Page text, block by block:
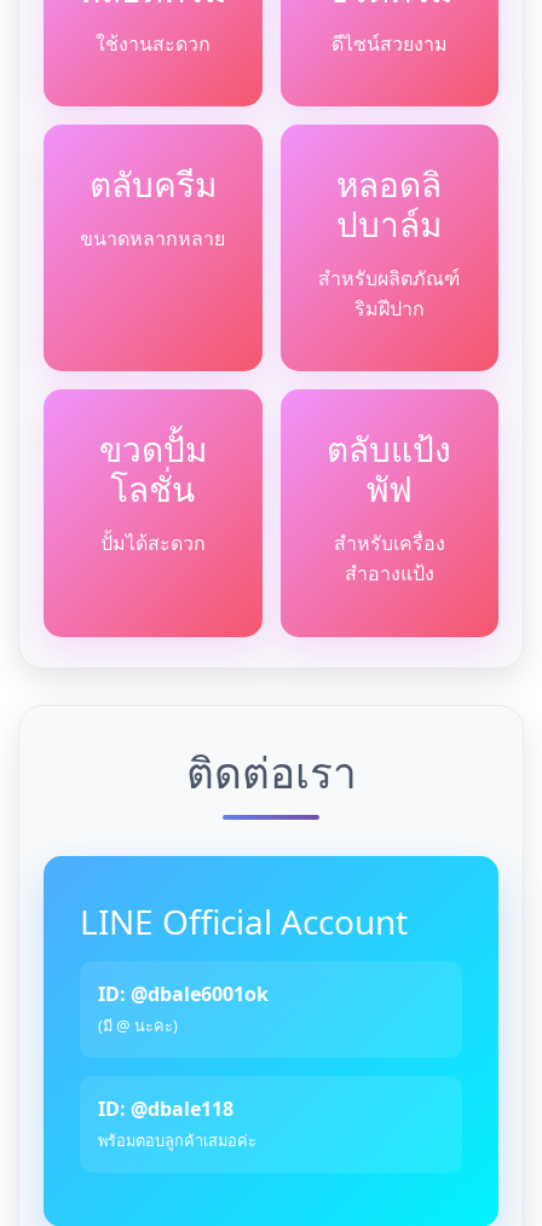
ใช้งานสะดวก ดีไซน์สวยงาม
ตลับครีม
ขนาดหลากหลาย
หลอดลิ
ปบาล์ม
สำหรับผลิตภัณฑ์
ริมฝีปาก
ขวดปั้ม
โลชั่น
ปั้มได้สะดวก
ตลับแป้ง
พัฟ
สำหรับเครื่อง
สำอางแป้ง
ติดต่อเรา
LINE Official Account
ID: @dbale6001ok
(มี @ นะคะ)
ID: @dbale118
พร้อมตอบลูกค้าเสมอค่ะ